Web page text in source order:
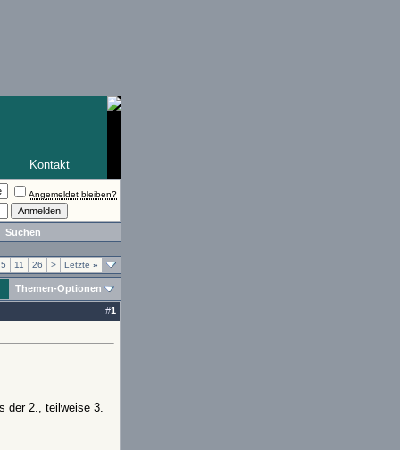
Kontakt
Angemeldet bleiben?
Suchen
5 11 26 > Letzte »
Themen-Optionen
#1
der 2., teilweise 3.